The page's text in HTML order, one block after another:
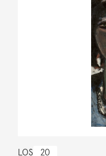
LOS 20